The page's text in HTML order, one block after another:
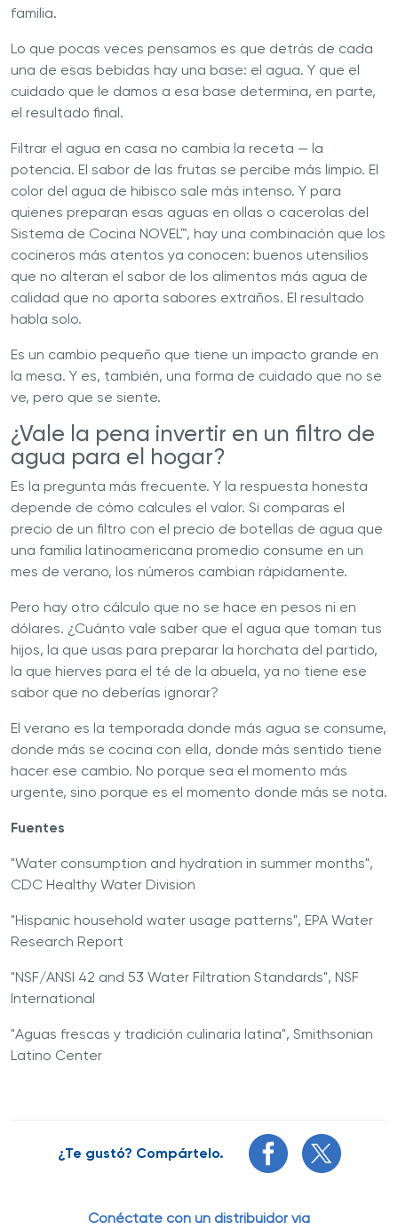
familia.
Lo que pocas veces pensamos es que detrás de cada
una de esas bebidas hay una base: el agua. Y que el
cuidado que le damos a esa base determina, en parte,
el resultado final.
Filtrar el agua en casa no cambia la receta — la
potencia. El sabor de las frutas se percibe más limpio. El
color del agua de hibisco sale más intenso. Y para
quienes preparan esas aguas en ollas o cacerolas del
Sistema de Cocina NOVEL™, hay una combinación que los
cocineros más atentos ya conocen: buenos utensilios
que no alteran el sabor de los alimentos más agua de
calidad que no aporta sabores extraños. El resultado
habla solo.
Es un cambio pequeño que tiene un impacto grande en
la mesa. Y es, también, una forma de cuidado que no se
ve, pero que se siente.
¿Vale la pena invertir en un filtro de
agua para el hogar?
Es la pregunta más frecuente. Y la respuesta honesta
depende de cómo calcules el valor. Si comparas el
precio de un filtro con el precio de botellas de agua que
una familia latinoamericana promedio consume en un
mes de verano, los números cambian rápidamente.
Pero hay otro cálculo que no se hace en pesos ni en
dólares. ¿Cuánto vale saber que el agua que toman tus
hijos, la que usas para preparar la horchata del partido,
la que hierves para el té de la abuela, ya no tiene ese
sabor que no deberías ignorar?
El verano es la temporada donde más agua se consume,
donde más se cocina con ella, donde más sentido tiene
hacer ese cambio. No porque sea el momento más
urgente, sino porque es el momento donde más se nota.
Fuentes
"Water consumption and hydration in summer months",
CDC Healthy Water Division
"Hispanic household water usage patterns", EPA Water
Research Report
"NSF/ANSI 42 and 53 Water Filtration Standards", NSF
International
"Aguas frescas y tradición culinaria latina", Smithsonian
Latino Center
¿Te gustó? Compártelo.
Conéctate con un distribuidor vía